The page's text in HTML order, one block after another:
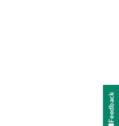
Feedback